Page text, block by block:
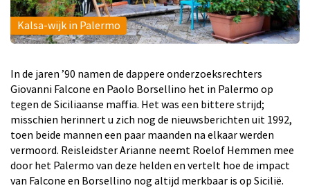
Kalsa-wijk in Palermo
In de jaren ’90 namen de dappere onderzoeksrechters
Giovanni Falcone en Paolo Borsellino het in Palermo op
tegen de Siciliaanse maffia. Het was een bittere strijd;
misschien herinnert u zich nog de nieuwsberichten uit 1992,
toen beide mannen een paar maanden na elkaar werden
vermoord. Reisleidster Arianne neemt Roelof Hemmen mee
door het Palermo van deze helden en vertelt hoe de impact
van Falcone en Borsellino nog altijd merkbaar is op Sicilië.